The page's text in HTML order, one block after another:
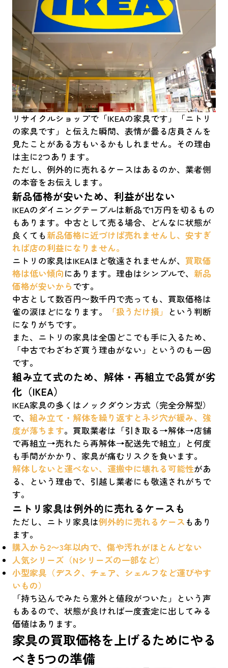
リサイクルショップで「IKEAの家具です」「ニトリ
の家具です」と伝えた瞬間、表情が曇る店員さんを
見たことがある方もいるかもしれません。その理由
は主に2つあります。
ただし、例外的に売れるケースはあるのか、業者側
の本音をお伝えします。
新品価格が安いため、利益が出ない
IKEAのダイニングテーブルは新品で1万円を切るもの
もあります。中古として売る場合、どんなに状態が
良くても新品価格に近づけば売れませんし、安すぎ
れば店の利益になりません。
ニトリの家具はIKEAほど敬遠されませんが、 買取価
格は低い傾向にあります。理由はシンプルで、 新品
価格が安いからです。
中古として数百円〜数千円で売っても、買取価格は
雀の涙ほどになります。
「扱うだけ損」
という判断
になりがちです。
また、ニトリの家具は全国どこでも手に入るため、
「中古でわざわざ買う理由がない」というのも一因
です。
組み立て式のため、解体・再組立で品質が劣
化（IKEA）
IKEA家具の多くはノックダウン方式（完全分解型）
で、 組み立て・解体を繰り返すとネジ穴が緩み、強
度が落ちます。買取業者は「引き取る→解体→店舗
で再組立→売れたら再解体→配送先で組立」と何度
も手間がかかり、家具が痛むリスクを負います。
解体しないと運べない、運搬中に壊れる可能性があ
る、という理由で、引越し業者にも敬遠されがちで
す。
ニトリ家具は例外的に売れるケースも
ただし、ニトリ家具は例外的に売れるケースもあり
ます。
購入から2〜3年以内で、傷や汚れがほとんどない
人気シリーズ（Nシリーズの一部など）
小型家具（デスク、チェア、シェルフなど運びやす
いもの）
「持ち込んでみたら意外と値段がついた」という声
もあるので、状態が良ければ一度査定に出してみる
価値はあります。
家具の買取価格を上げるためにやる
べき5つの準備